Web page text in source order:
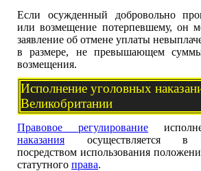
Если осужденный добровольно
или возмещение потерпевшему, он
заявление об отмене уплаты
в размере, не превышающем
возмещения.
Исполнение уголовных
Великобритании
Правовое регулирование
наказания осуществляется в
посредством использования
статутного права.